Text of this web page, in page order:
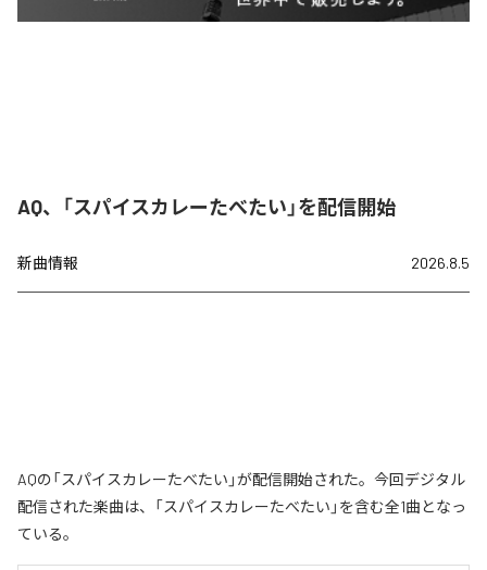
AQ、「スパイスカレーたべたい」を配信開始
新曲情報 2026.8.5
AQの「スパイスカレーたべたい」が配信開始された。今回デジタル
配信された楽曲は、「スパイスカレーたべたい」を含む全1曲となっ
ている。